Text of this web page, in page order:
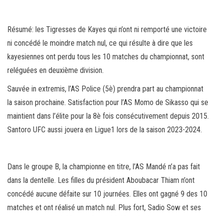
Résumé: les Tigresses de Kayes qui n’ont ni remporté une victoire
ni concédé le moindre match nul, ce qui résulte à dire que les
kayesiennes ont perdu tous les 10 matches du championnat, sont
reléguées en deuxième division.
Sauvée in extremis, l’AS Police (5è) prendra part au championnat
la saison prochaine. Satisfaction pour l’AS Momo de Sikasso qui se
maintient dans l’élite pour la 8è fois consécutivement depuis 2015.
Santoro UFC aussi jouera en Ligue1 lors de la saison 2023-2024.
Dans le groupe B, la championne en titre, l’AS Mandé n’a pas fait
dans la dentelle. Les filles du président Aboubacar Thiam n’ont
concédé aucune défaite sur 10 journées. Elles ont gagné 9 des 10
matches et ont réalisé un match nul. Plus fort, Sadio Sow et ses